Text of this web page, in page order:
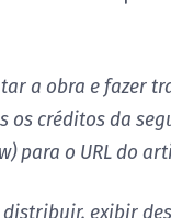
a obra e fazer
créditos da
para o URL do
exibir